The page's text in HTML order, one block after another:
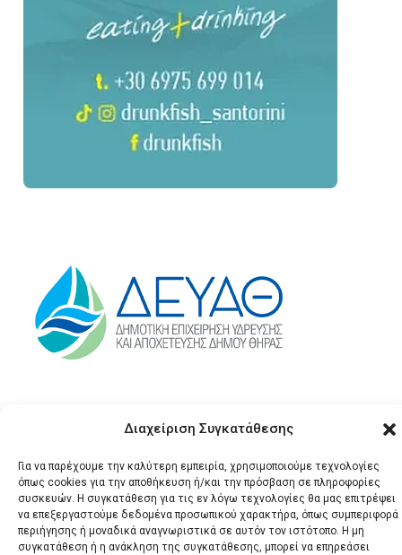
Διαχείριση Συγκατάθεσης
Για να παρέχουμε την καλύτερη εμπειρία, χρησιμοποιούμε τεχνολογίες
όπως cookies για την αποθήκευση ή/και την πρόσβαση σε πληροφορίες
συσκευών. Η συγκατάθεση για τις εν λόγω τεχνολογίες θα μας επιτρέψει
να επεξεργαστούμε δεδομένα προσωπικού χαρακτήρα, όπως συμπεριφορά
περιήγησης ή μοναδικά αναγνωριστικά σε αυτόν τον ιστότοπο. Η μη
συγκατάθεση ή η ανάκληση της συγκατάθεσης, μπορεί να επηρεάσει
© 2026 Santonews - Όλα
τα δικαιώματα